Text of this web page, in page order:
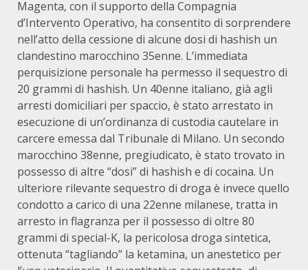
Magenta, con il supporto della Compagnia
d’Intervento Operativo, ha consentito di sorprendere
nell’atto della cessione di alcune dosi di hashish un
clandestino marocchino 35enne. L’immediata
perquisizione personale ha permesso il sequestro di
20 grammi di hashish. Un 40enne italiano, già agli
arresti domiciliari per spaccio, è stato arrestato in
esecuzione di un’ordinanza di custodia cautelare in
carcere emessa dal Tribunale di Milano. Un secondo
marocchino 38enne, pregiudicato, è stato trovato in
possesso di altre “dosi” di hashish e di cocaina. Un
ulteriore rilevante sequestro di droga è invece quello
condotto a carico di una 22enne milanese, tratta in
arresto in flagranza per il possesso di oltre 80
grammi di special-K, la pericolosa droga sintetica,
ottenuta “tagliando” la ketamina, un anestetico per